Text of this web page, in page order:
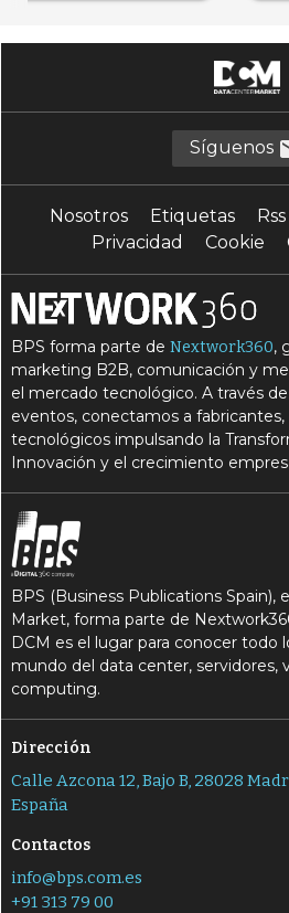
Síguenos
Nosotros Etiquetas
Privacidad
Cookie
BPS forma parte deNextwork360,
marketing B2B, comunicación y
el mercado tecnológico. A través
eventos, conectamos a
tecnológicos impulsando la
Innovación y el crecimiento
BPS (Business Publications Spain),
Market, forma parte de
DCM es el lugar para conocer todo
mundo del data center, servidores,
computing.
Dirección
Calle Azcona 12, Bajo B, 28028
España
Contactos
info@bps.com.es
+91 313 79 00